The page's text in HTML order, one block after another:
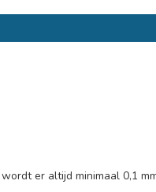
er altijd minimaal 0,1